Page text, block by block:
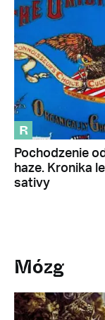
R
Pochodzenie
haze. Kronika
sativy
Mózg